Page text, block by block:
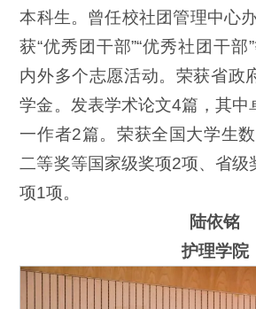
本科生。曾任校社团管理中心
获“优秀团干部”“优秀社团干部
内外多个志愿活动。荣获省政
学金。发表学术论文4篇，其中
一作者2篇。荣获全国大学生
二等奖等国家级奖项2项、省级
项1项。
陆依铭
护理学院